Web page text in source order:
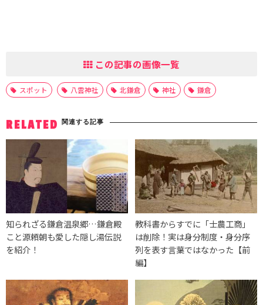
この記事の画像一覧
スポット 八雲神社 北鎌倉 神社 鎌倉
RELATED 関連する記事
知られざる鎌倉温泉郷…鎌倉殿
こと源頼朝も愛した隠し湯伝説
を紹介！
教科書からすでに「士農工商」
は削除！実は身分制度・身分序
列を表す言葉ではなかった【前
編】